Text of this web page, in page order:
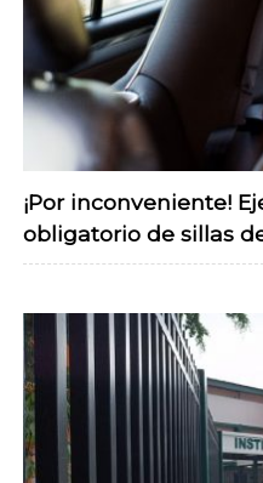
¡Por inconveniente!
obligatorio de sillas